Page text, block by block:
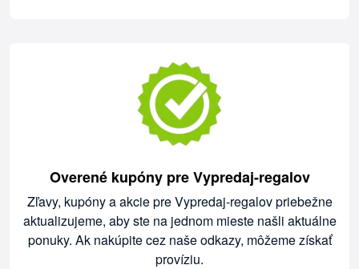
Overené kupóny pre Vypredaj-regalov
Zľavy, kupóny a akcie pre Vypredaj-regalov priebežne
aktualizujeme, aby ste na jednom mieste našli aktuálne
ponuky. Ak nakúpite cez naše odkazy, môžeme získať
províziu.